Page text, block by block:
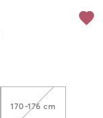
170-176 cm